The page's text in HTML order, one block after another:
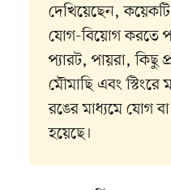
দেখিয়েছেন, কয়েকটি
যোগ-বিয়োগ করতে
প্যারট, পায়রা, কিছু
মৌমাছি এবং স্টিংরে
রঙের মাধ্যমে যোগ
হয়েছে।